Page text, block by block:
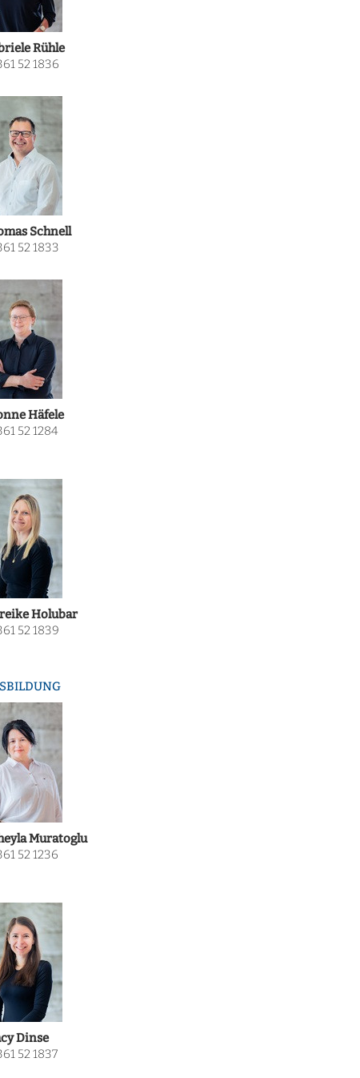
Rühle
52 1836
Schnell
52 1833
Häfele
52 1284
Holubar
52 1839
Muratoglu
52 1236
Dinse
52 1837